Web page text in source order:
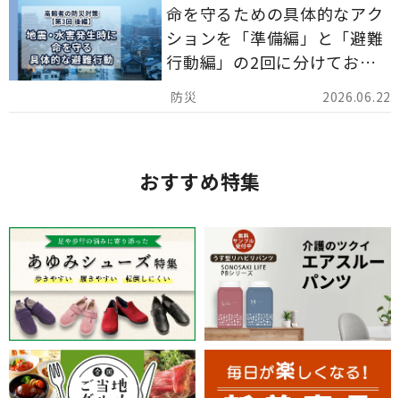
2026.06.22
命を守るための具体的なアク
ションを「準備編」と「避難
行動編」の2回に分けてお届
けしています。
おすすめ特集